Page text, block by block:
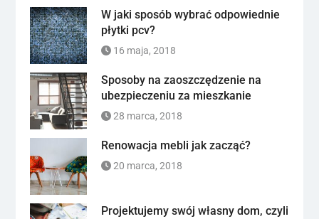
W jaki sposób wybrać odpowiednie
płytki pcv?
16 maja, 2018
Sposoby na zaoszczędzenie na
ubezpieczeniu za mieszkanie
28 marca, 2018
Renowacja mebli jak zacząć?
20 marca, 2018
Projektujemy swój własny dom, czyli